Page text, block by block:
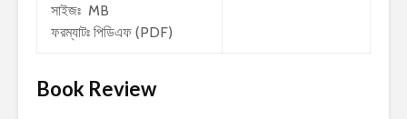
সাইজঃ MB
ফরম্যাটঃ পিডিএফ (PDF)
Book Review